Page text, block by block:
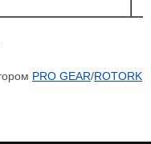
PRO GEAR/ROTORK